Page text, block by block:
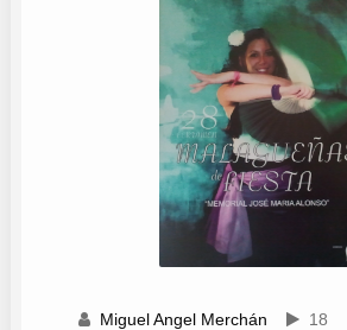
Miguel Angel Merchán 18